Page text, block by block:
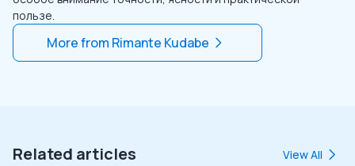
пользе.
More from Rimante Kudabe
Related articles View All